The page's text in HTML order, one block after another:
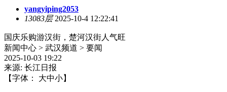
yangyiping2053
13083层2025-10-4 12:22:41
国庆乐购游汉街，楚河汉街人气旺
新闻中心 > 武汉频道 > 要闻
2025-10-03 19:22
来源: 长江日报
【字体： 大中小】